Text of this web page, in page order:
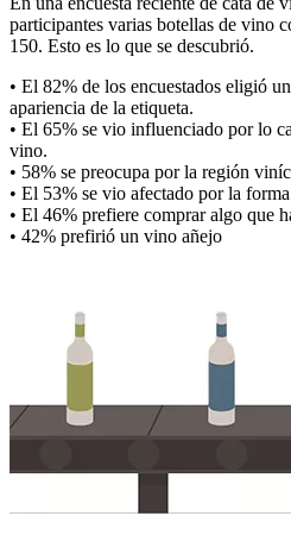
participantes varias botellas de vino
150. Esto es lo que se descubrió.
• El 82% de los encuestados eligió
apariencia de la etiqueta.
• El 65% se vio influenciado por lo
vino.
• 58% se preocupa por la región
• El 53% se vio afectado por la
• El 46% prefiere comprar algo que
• 42% prefirió un vino añejo